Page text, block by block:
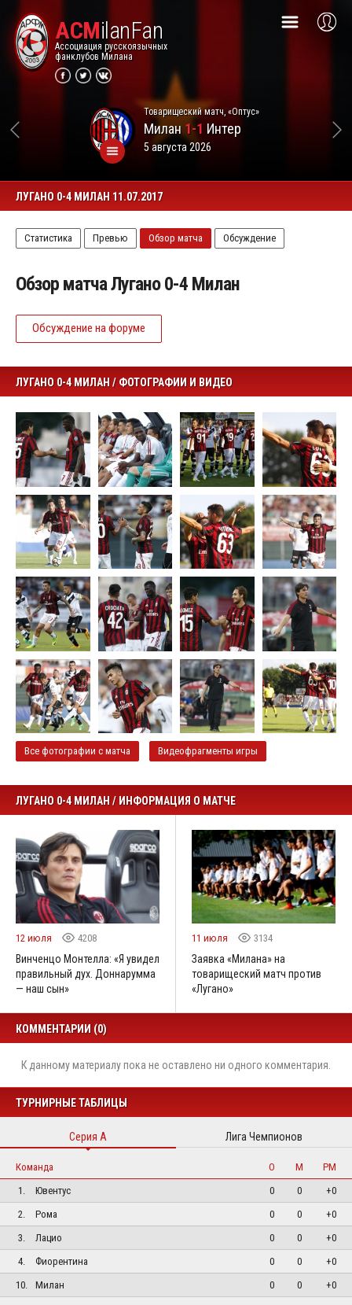
ACMilanFan
Ассоциация русскоязычных
фанклубов Милана
Товарищеский матч, «Оптус»
Милан1-1 Интер
5 августа 2026
ЛУГАНО 0-4 МИЛАН 11.07.2017
Статистика Превью Обзор матча Обсуждение
Обзор матча Лугано 0-4 Милан
Обсуждение на форуме
ЛУГАНО 0-4 МИЛАН / ФОТОГРАФИИ И ВИДЕО
Все фотографии с матча Видеофрагменты игры
ЛУГАНО 0-4 МИЛАН / ИНФОРМАЦИЯ О МАТЧЕ
12 июля 4208
Винченцо Монтелла: «Я увидел
правильный дух. Доннарумма
— наш сын»
11 июля 3134
Заявка «Милана» на
товарищеский матч против
«Лугано»
КОММЕНТАРИИ (0)
К данному материалу пока не оставлено ни одного комментария.
ТУРНИРНЫЕ ТАБЛИЦЫ
Серия А Лига Чемпионов
Команда О М
РМ
1.
Ювентус 0 0
+0
2.
Рома 0 0
+0
3.
Лацио 0 0
+0
4.
Фиорентина 0 0
+0
10.
Милан 0 0 +0